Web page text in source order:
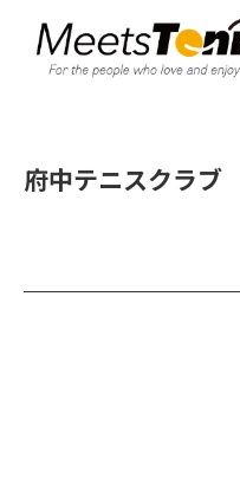
府中テニスクラブ